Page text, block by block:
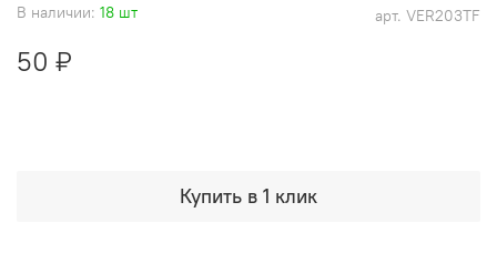
арт. VER203TF
В наличии: 18 шт
50 ₽
Купить в 1 клик